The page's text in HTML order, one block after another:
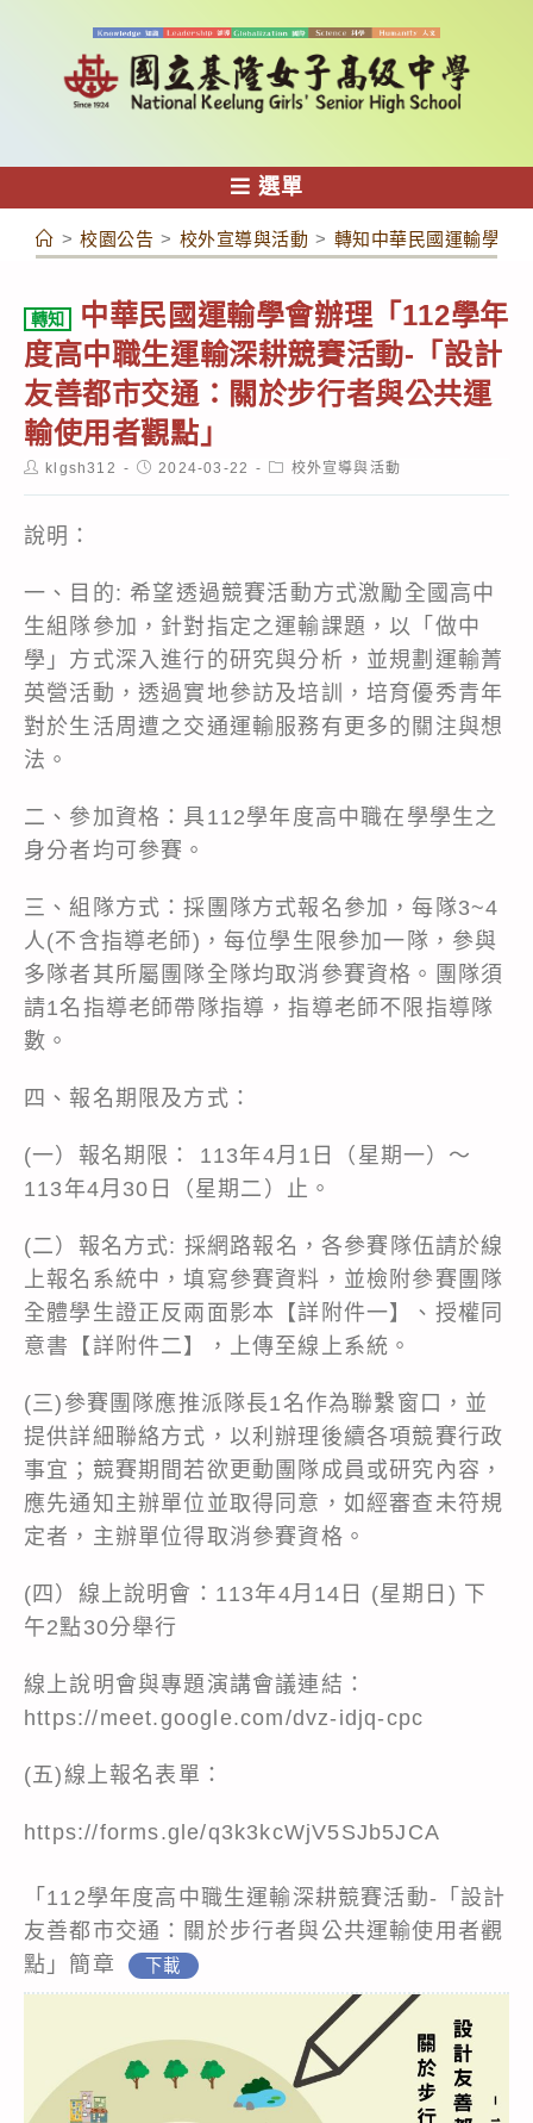
容
選單
> 校園公告 > 校外宣導與活動 > 轉知中華民國運輸學會
轉知
中華民國運輸學會辦理「112學年
度高中職生運輸深耕競賽活動-「設計
友善都市交通：關於步行者與公共運
輸使用者觀點」
Postklgsh312
Post2024-03-22
Post校外宣導與活動
說明：
一、目的: 希望透過競賽活動方式激勵全國高中
生組隊參加，針對指定之運輸課題，以「做中
學」方式深入進行的研究與分析，並規劃運輸菁
英營活動，透過實地參訪及培訓，培育優秀青年
對於生活周遭之交通運輸服務有更多的關注與想
法。
二、參加資格：具112學年度高中職在學學生之
身分者均可參賽。
三、組隊方式：採團隊方式報名參加，每隊3~4
人(不含指導老師)，每位學生限參加一隊，參與
多隊者其所屬團隊全隊均取消參賽資格。團隊須
請1名指導老師帶隊指導，指導老師不限指導隊
數。
四、報名期限及方式：
(一）報名期限： 113年4月1日（星期一）～
113年4月30日（星期二）止。
(二）報名方式: 採網路報名，各參賽隊伍請於線
上報名系統中，填寫參賽資料，並檢附參賽團隊
全體學生證正反兩面影本【詳附件一】、授權同
意書【詳附件二】，上傳至線上系統。
(三)參賽團隊應推派隊長1名作為聯繫窗口，並
提供詳細聯絡方式，以利辦理後續各項競賽行政
事宜；競賽期間若欲更動團隊成員或研究內容，
應先通知主辦單位並取得同意，如經審查未符規
定者，主辦單位得取消參賽資格。
(四）線上說明會：113年4月14日 (星期日) 下
午2點30分舉行
線上說明會與專題演講會議連結：
https://meet.google.com/dvz-idjq-cpc
(五)線上報名表單：
https://forms.gle/q3k3kcWjV5SJb5JCA
「112學年度高中職生運輸深耕競賽活動-「設計
友善都市交通：關於步行者與公共運輸使用者觀
點」簡章
下載